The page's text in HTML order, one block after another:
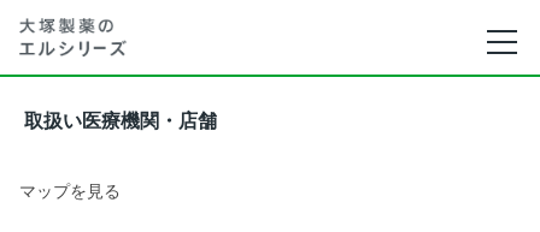
取扱い医療機関・店舗
マップを見る